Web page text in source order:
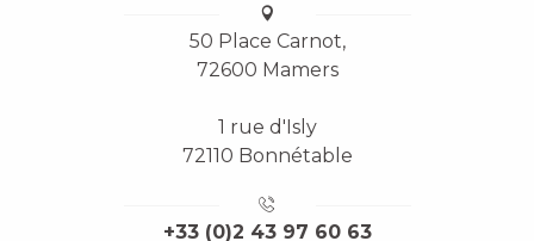
50 Place Carnot,
72600 Mamers
1 rue d'Isly
72110 Bonnétable
+33 (0)2 43 97 60 63